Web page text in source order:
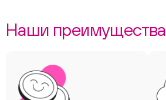
Наши преимущества